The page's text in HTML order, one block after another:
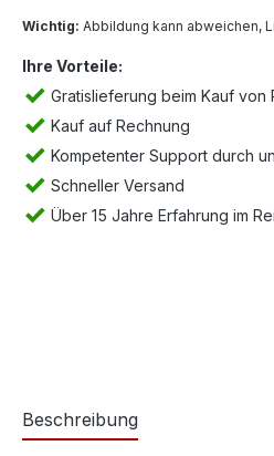
Wichtig: Abbildung kann abweichen,
Ihre Vorteile:
Gratislieferung beim Kauf von
Kauf auf Rechnung
Kompetenter Support durch
Schneller Versand
Über 15 Jahre Erfahrung im
Beschreibung